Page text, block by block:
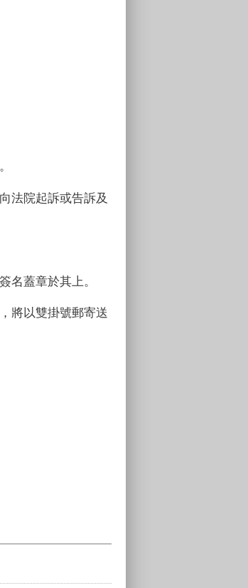
法院起訴或告訴及
名蓋章於其上。
將以雙掛號郵寄送